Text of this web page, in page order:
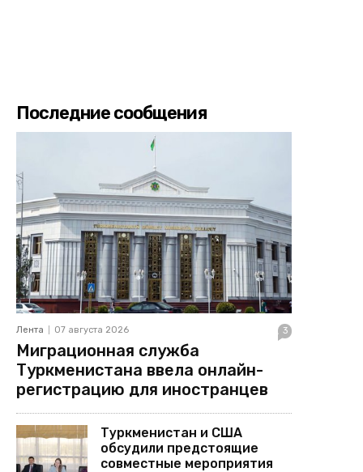
Последние сообщения
Лента 07 августа 2026 3
Миграционная служба
Туркменистана ввела онлайн-
регистрацию для иностранцев
Туркменистан и США
обсудили предстоящие
совместные мероприятия